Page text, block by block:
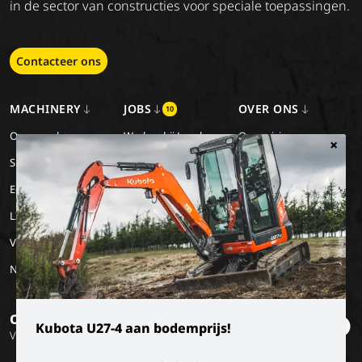
×
Kubota U27-4 aan bodemprijs!
in de sector van constructies voor speciale toepassingen.
Contacteer ons
MACHINERY
Onze merken
Special Applications
Eco Applications
LX Used Equipment
Verhuurpartners
New old stock
JOBS 10
Werken bij Luyckx
Stage/vakantiejob
OVER ONS
Onze visie
Onze missie
Geschiedenis
Op de hoogte blijven?
Volg onze socials